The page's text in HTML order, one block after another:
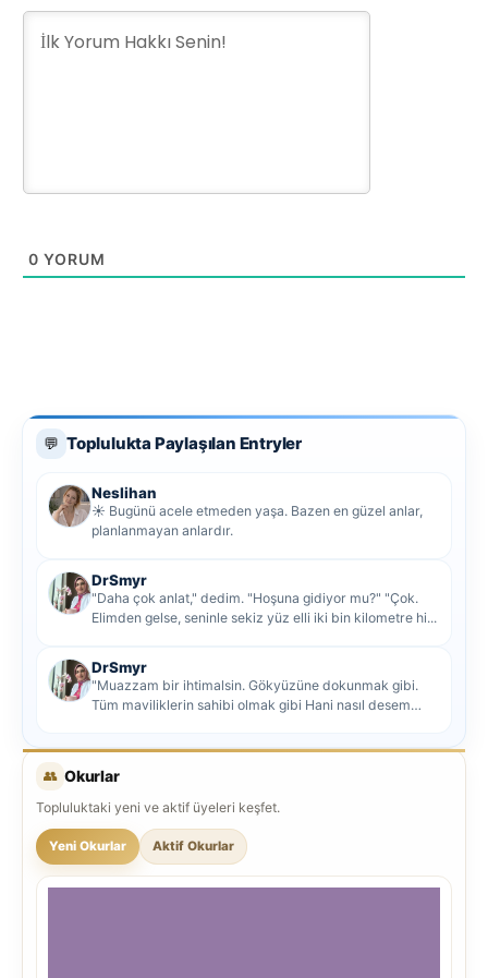
0 YORUM
💬 Toplulukta Paylaşılan Entryler
Neslihan
☀️ Bugünü acele etmeden yaşa. Bazen en güzel anlar,
planlanmayan anlardır.
DrSmyr
"Daha çok anlat," dedim. "Hoşuna gidiyor mu?" "Çok.
Elimden gelse, seninle sekiz yüz elli iki bin kilometre hi...
DrSmyr
"Muazzam bir ihtimalsin. Gökyüzüne dokunmak gibi.
Tüm maviliklerin sahibi olmak gibi Hani nasıl desem
👥 Okurlar
Topluluktaki yeni ve aktif üyeleri keşfet.
Yeni Okurlar Aktif Okurlar